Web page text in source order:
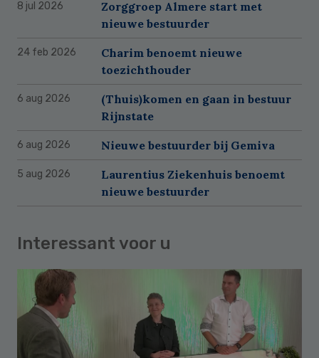
8 jul 2026
Zorggroep Almere start met
nieuwe bestuurder
24 feb 2026
Charim benoemt nieuwe
toezichthouder
6 aug 2026
(Thuis)komen en gaan in bestuur
Rijnstate
6 aug 2026 Nieuwe bestuurder bij Gemiva
5 aug 2026
Laurentius Ziekenhuis benoemt
nieuwe bestuurder
Interessant voor u